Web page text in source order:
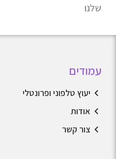
שלנו
עמודים
יעוץ טלפוני ופרונטלי
אודות
צור קשר